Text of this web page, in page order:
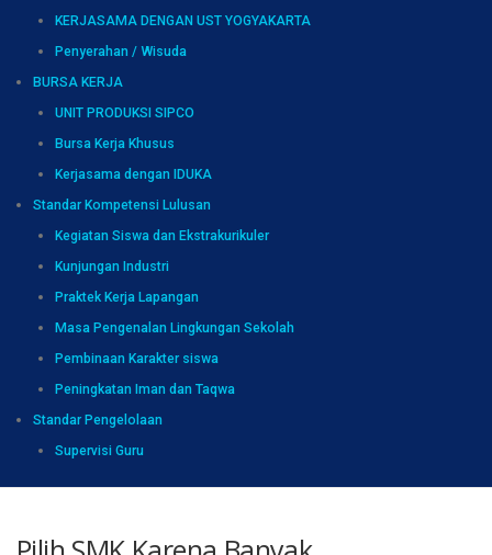
KERJASAMA DENGAN UST YOGYAKARTA
Penyerahan / Wisuda
BURSA KERJA
UNIT PRODUKSI SIPCO
Bursa Kerja Khusus
Kerjasama dengan IDUKA
Standar Kompetensi Lulusan
Kegiatan Siswa dan Ekstrakurikuler
Kunjungan Industri
Praktek Kerja Lapangan
Masa Pengenalan Lingkungan Sekolah
Pembinaan Karakter siswa
Peningkatan Iman dan Taqwa
Standar Pengelolaan
Supervisi Guru